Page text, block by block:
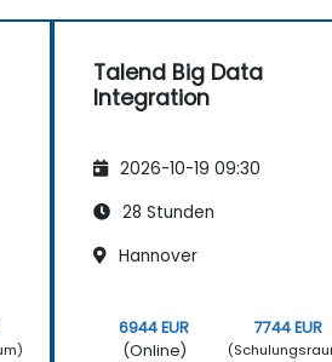
Talend Big Data
Integration
2026-10-19 09:30
28 Stunden
Hannover
6944 EUR
(Online)
7744 EUR